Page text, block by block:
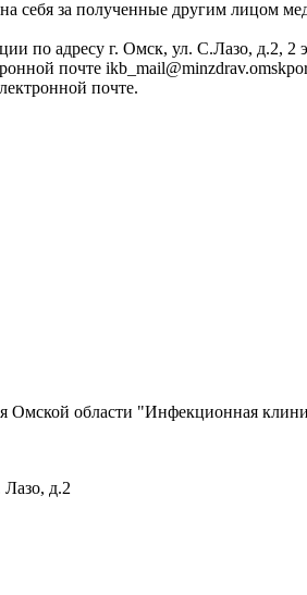
себя за полученные другим лицом
по адресу г. Омск, ул. С.Лазо, д.2, 2
почте
почте.
Омской области "Инфекционная
д.2